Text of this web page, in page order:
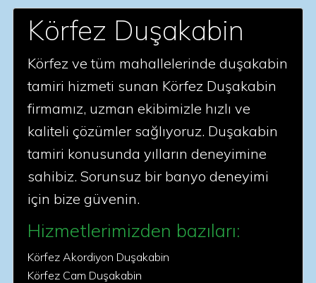
Körfez Duşakabin
Körfez ve tüm mahallelerinde duşakabin
tamiri hizmeti sunan Körfez Duşakabin
firmamız, uzman ekibimizle hızlı ve
kaliteli çözümler sağlıyoruz. Duşakabin
tamiri konusunda yılların deneyimine
sahibiz. Sorunsuz bir banyo deneyimi
için bize güvenin.
Hizmetlerimizden bazıları:
Körfez Akordiyon Duşakabin
Körfez Cam Duşakabin